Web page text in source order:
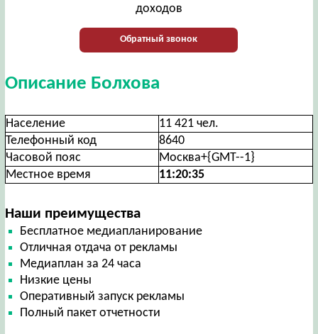
доходов
Обратный звонок
Описание Болхова
Население
11 421 чел.
Телефонный код
8640
Часовой пояс
Москва+{GMT--1}
Местное время
11:20:36
Наши преимущества
Бесплатное медиапланирование
Отличная отдача от рекламы
Медиаплан за 24 часа
Низкие цены
Оперативный запуск рекламы
Полный пакет отчетности